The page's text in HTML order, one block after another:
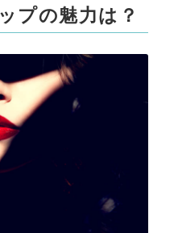
プの魅力は？